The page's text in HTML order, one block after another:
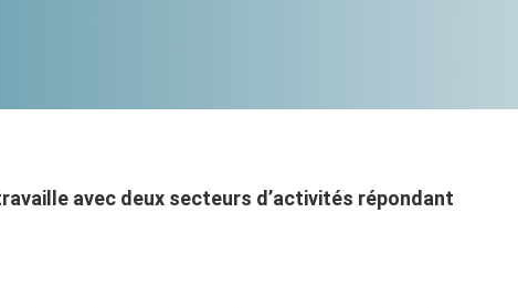
avec deux secteurs d’activités répondant